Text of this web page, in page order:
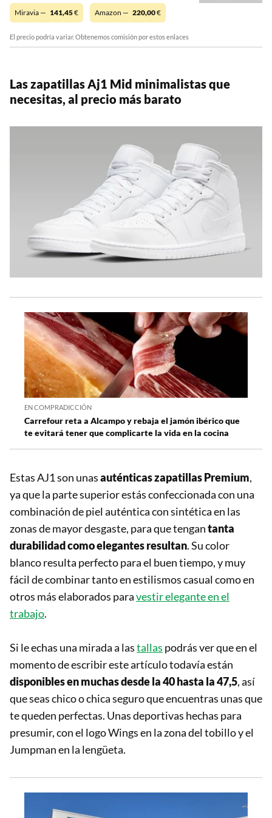
Miravia — 141,45€ Amazon — 220,00€
El precio podría variar. Obtenemos comisión por estos enlaces
Las zapatillas Aj1 Mid minimalistas que
necesitas, al precio más barato
EN COMPRADICCIÓN
Carrefour reta a Alcampo y rebaja el jamón ibérico que
te evitará tener que complicarte la vida en la cocina
Estas AJ1 son unasauténticas zapatillas Premium,
ya que la parte superior estás confeccionada con una
combinación de piel auténtica con sintética en las
zonas de mayor desgaste, para que tengantanta
durabilidad como elegantes resultan. Su color
blanco resulta perfecto para el buen tiempo, y muy
fácil de combinar tanto en estilismos casual como en
otros más elaborados paravestir elegante en el
trabajo.
Si le echas una mirada a lastallas podrás ver que en el
momento de escribir este artículo todavía están
disponibles en muchas desde la 40 hasta la 47,5, así
que seas chico o chica seguro que encuentras unas que
te queden perfectas. Unas deportivas hechas para
presumir, con el logo Wings en la zona del tobillo y el
Jumpman en la lengüeta.